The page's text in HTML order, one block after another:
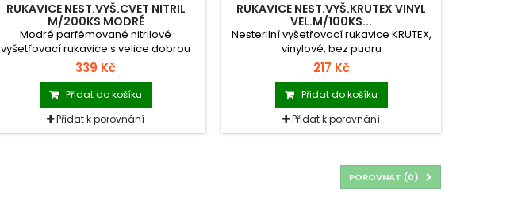
RUKAVICE NEST.VYŠ.CVET NITRIL
M/200KS MODRÉ
Modré parfémované nitrilové
vyšetřovací rukavice s velice dobrou
ochrannou bariérou ve velikosti M,
vhodné zejména pro osoby s alergií na
latex.
339 Kč
Přidat do košíku
Přidat k porovnání
RUKAVICE NEST.VYŠ.KRUTEX VINYL
VEL.M/100KS...
Nesterilní vyšetřovací rukavice KRUTEX,
vinylové, bez pudru
217 Kč
Přidat do košíku
Přidat k porovnání
POROVNAT (0)